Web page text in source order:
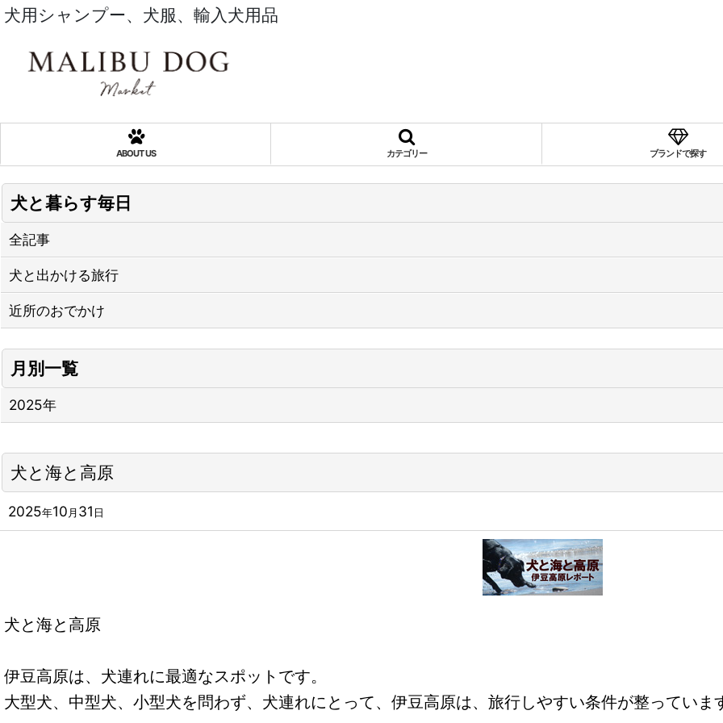
犬用シャンプー、犬服、輸入犬用品
ABOUT US カテゴリー ブランドで探す
犬と海と高原
2025年10 月31 日
犬と海と高原
伊豆高原は、犬連れに最適なスポットです。
大型犬、中型犬、小型犬を問わず、犬連れにとって、伊豆高原は、旅行しやすい条件が整っていま
犬と暮らす毎日
全記事
犬と出かける旅行
近所のおでかけ
月別一覧
2025年